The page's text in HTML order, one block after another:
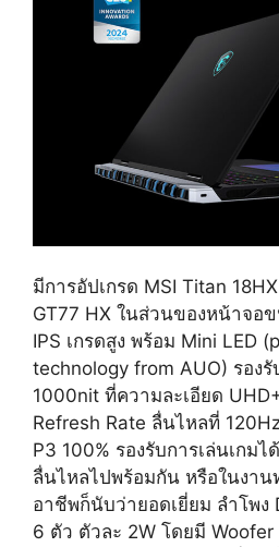
มีการอัปเกรด MSI Titan
GT77 HX ในส่วนของหน้าจอ
IPS เกรดสูง พร้อม Mini LED
technology from AUO) รองรั
1000nit ที่ความละเอียด
Refresh Rate ลื่นไหลที่
P3 100% รองรับการเล่นเกม
ลื่นไหลไปพร้อมกัน หรือในงาน
อาชีพก็นับว่ายอดเยี่ยม ลำโพง
6 ตัว ตัวละ 2W โดยมี